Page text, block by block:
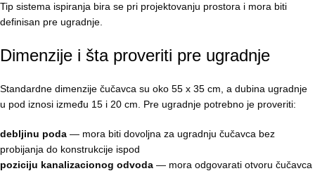
Tip sistema ispiranja bira se pri projektovanju prostora i mora biti
definisan pre ugradnje.
Dimenzije i šta proveriti pre ugradnje
Standardne dimenzije čučavca su oko 55 x 35 cm, a dubina ugradnje
u pod iznosi između 15 i 20 cm. Pre ugradnje potrebno je proveriti:
debljinu poda — mora biti dovoljna za ugradnju čučavca bez
probijanja do konstrukcije ispod
poziciju kanalizacionog odvoda — mora odgovarati otvoru čučavca